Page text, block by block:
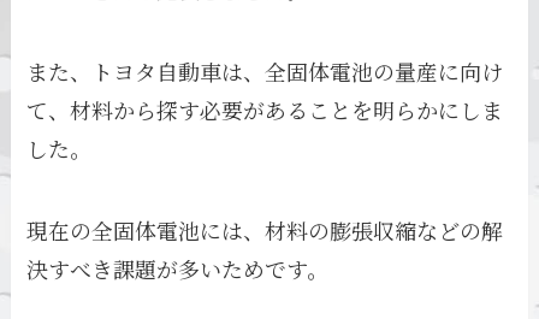
また、トヨタ自動車は、全固体電池の量産に向け
て、材料から探す必要があることを明らかにしま
した。
現在の全固体電池には、材料の膨張収縮などの解
決すべき課題が多いためです。